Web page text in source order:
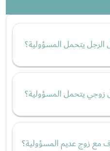
يتحمل المسؤولية؟
يتحمل المسؤولية؟
مع زوج عديم المسؤولية؟